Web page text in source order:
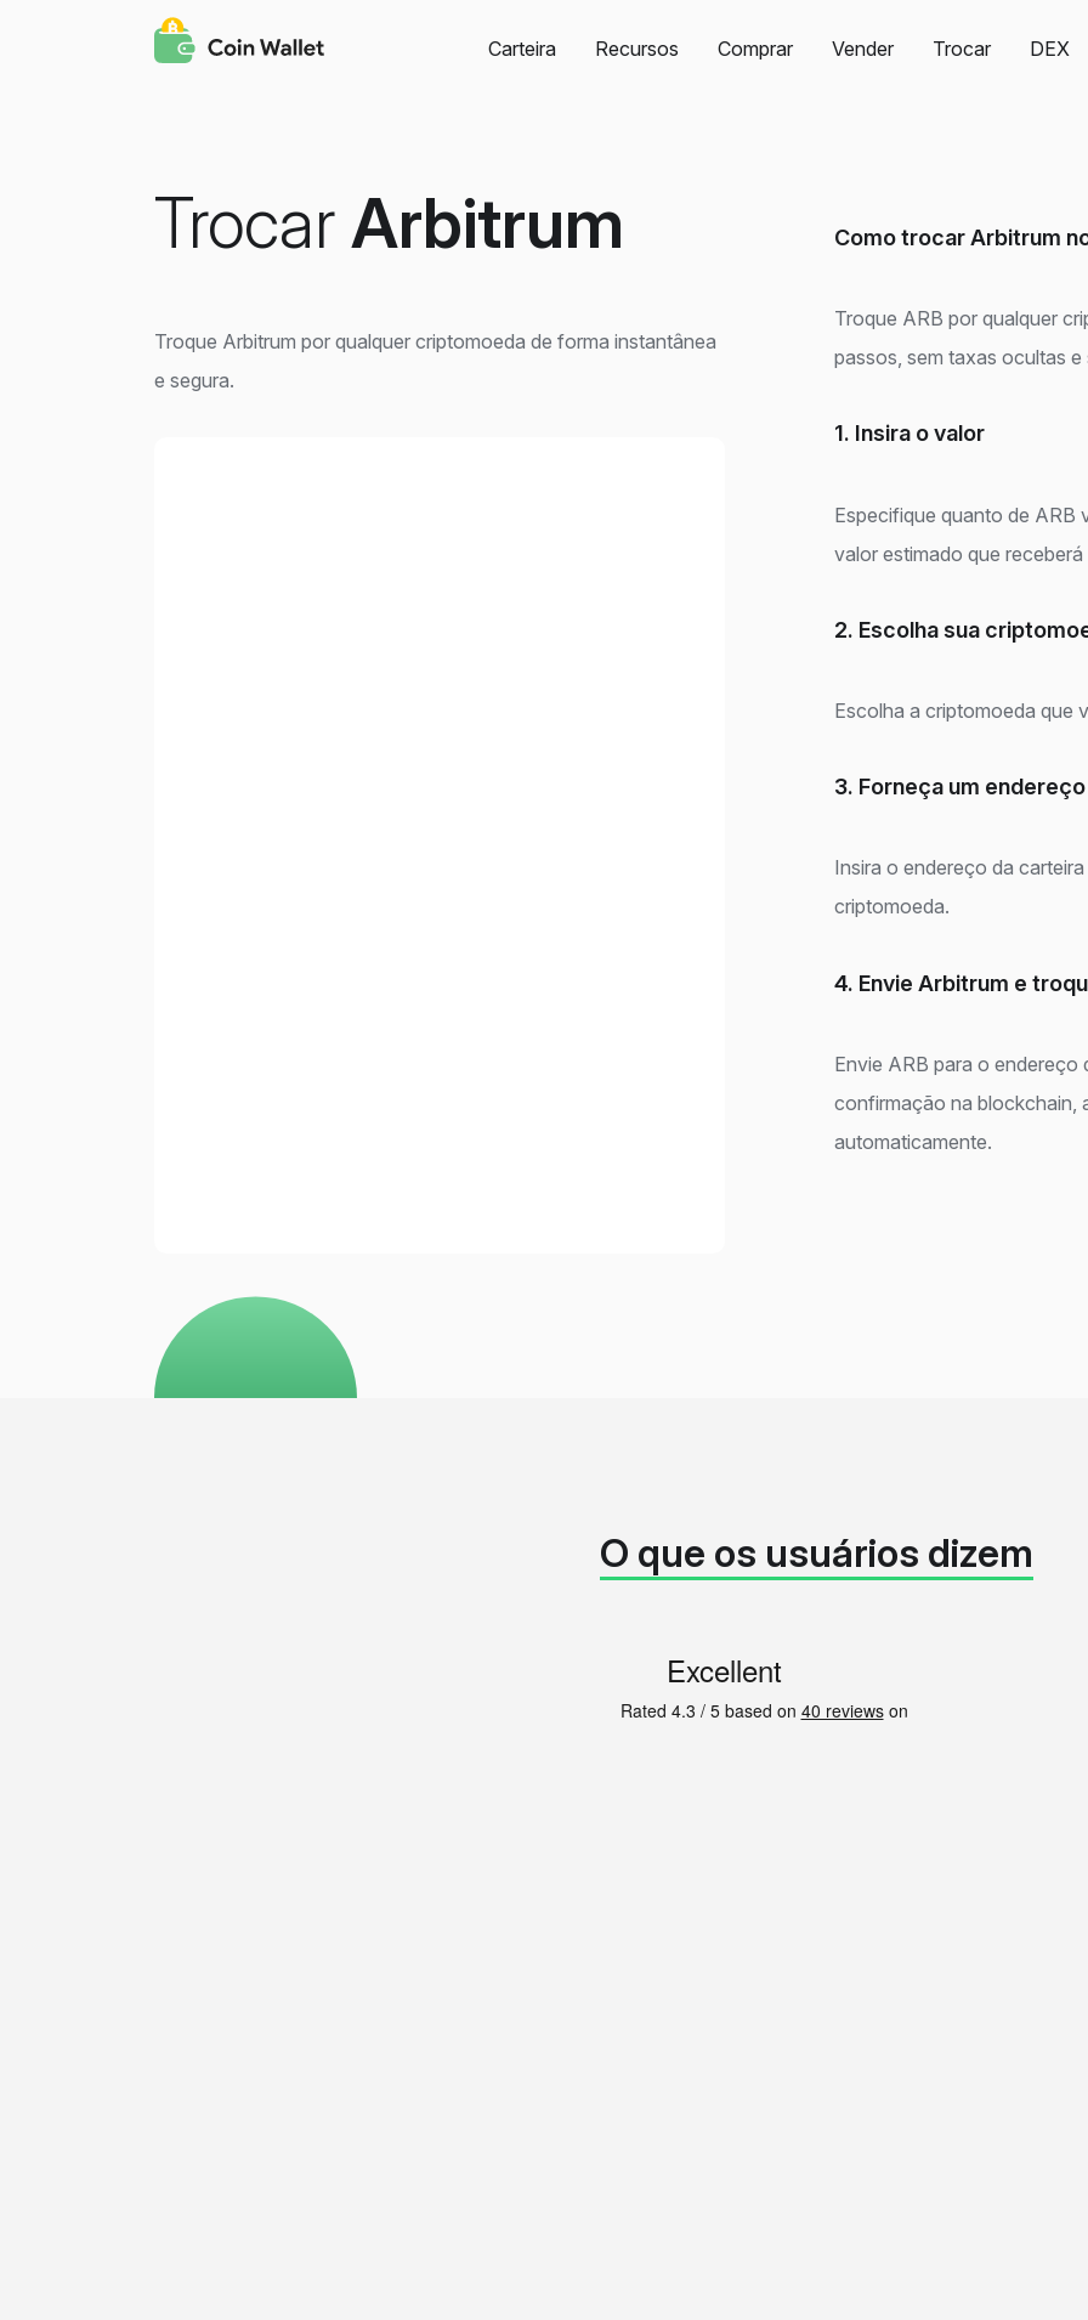
Carteira Recursos Comprar Vender Trocar DEX
TrocarArbitrum
Troque Arbitrum por qualquer criptomoeda de forma instantânea
e segura.
Como trocar Arbitrum
Troque ARB por qualquer
passos, sem taxas ocultas
1. Insira o valor
Especifique quanto de ARB
valor estimado que
2. Escolha sua
Escolha a criptomoeda que
3. Forneça um
Insira o endereço da
criptomoeda.
4. Envie Arbitrum e
Envie ARB para o
confirmação na blockchain,
automaticamente.
O que os usuários dizem